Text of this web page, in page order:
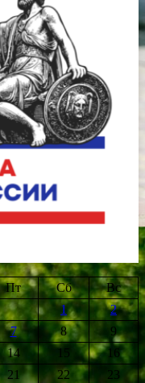
Пт Сб
Вс
1
2
7 8
9
14 15
16
21 22
23